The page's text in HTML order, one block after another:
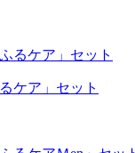
ケア」セット